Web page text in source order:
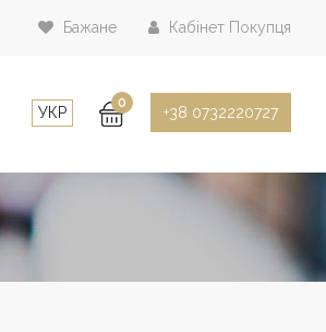
Бажане Кабінет Покупця
УКР
0
+38 0732220727